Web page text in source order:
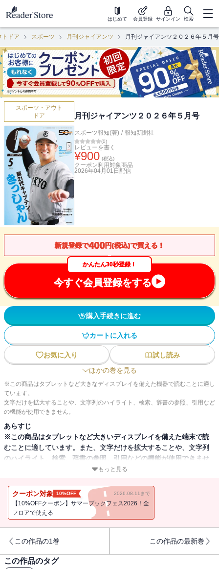
はじめて 会員登録 サインイン 検索
トドア スポーツ 月刊ジャイアンツ 月刊ジャイアンツ２０２６年５月号
スポーツ・アウト
ドア
月刊ジャイアンツ２０２６年５月号
スポーツ報知(著) / 報知新聞社
(0)
レビューを書く
¥900 (税込)
クーポン利用対象商品
2026年04月01日 配信
新規登録で400円(税込)で買える！
かんたん30秒登録！
今すぐ会員登録をする
購入手続きに進む
カートに入れる
お気に入り
試し読み
ほかの巻を見る
※この商品はタブレットなど大きなディスプレイを備えた機器で読むことに適し
ています。
文字だけを拡大することや、文字列のハイライト、検索、辞書の参照、引用など
の機能が使用できません。
あらすじ
※この商品はタブレットなど大きいディスプレイを備えた端末で読
むことに適しています。また、文字だけを拡大することや、文字列
のハイライト、検索、辞書の参照、引用などの機能が使用できませ
巨人軍監修のファンマガジン「月刊ジャイアンツ」2026年5月号が発
売されました。初表紙と初巻頭インタビューは今季から第21代キャ
プテンに就任した岸田行倫捕手が登場し決意を語っています。付録
もっと見る
クーポン対象 10%OFF 2026.08.11まで
【10%OFFクーポン】サマーブックフェス2026！全
フロアで使える
この作品の1巻 この作品の最新巻
この作品のタグ